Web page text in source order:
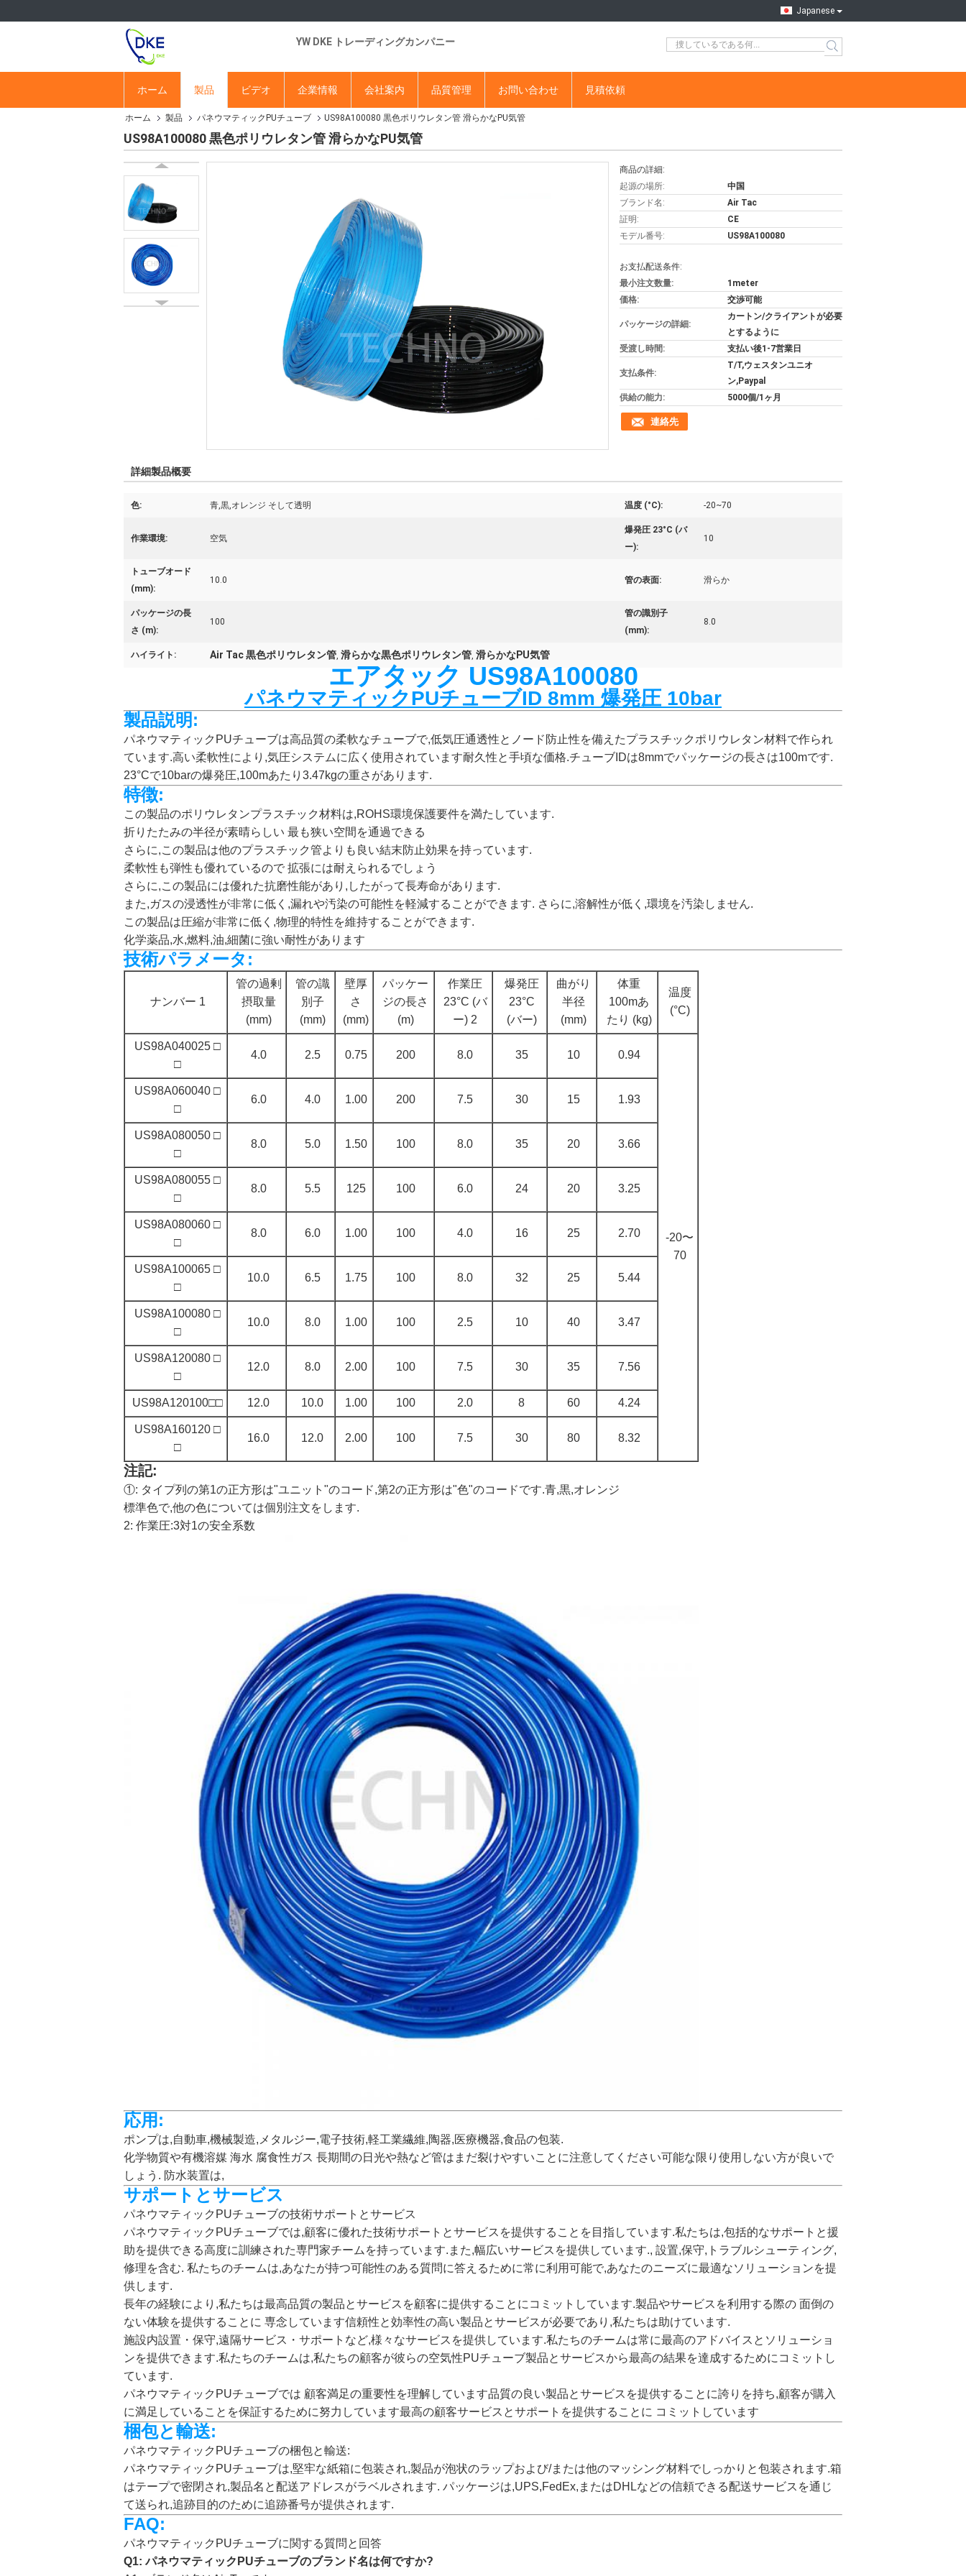
Japanese
YW DKE トレーディングカンパニー
ホーム 製品 ビデオ 企業情報 会社案内 品質管理 お問い合わせ 見積依頼
ホーム 製品 パネウマティックPUチューブ US98A100080 黒色ポリウレタン管 滑らかなPU気管
US98A100080 黒色ポリウレタン管 滑らかなPU気管
商品の詳細:
起源の場所:
中国
ブランド名:
Air Tac
証明:
CE
モデル番号:
US98A100080
お支払配送条件:
最小注文数量:
1meter
価格:
交渉可能
パッケージの詳細:
カートン/クライアントが必要
とするように
受渡し時間:
支払い後1-7営業日
支払条件:
T/T,ウェスタンユニオ
ン,Paypal
供給の能力:
5000個/1ヶ月
連絡先
詳細製品概要
色: 青,黒,オレンジ そして透明 温度 (°C): -20~70
作業環境: 空気
爆発圧 23°C (バ
ー):
10
トューブオード
(mm):
10.0 管の表面: 滑らか
パッケージの長
さ (m):
100
管の識別子
(mm):
8.0
ハイライト: Air Tac 黒色ポリウレタン管, 滑らかな黒色ポリウレタン管, 滑らかなPU気管
エアタック US98A100080
パネウマティックPUチューブID 8mm 爆発圧 10bar
製品説明:
パネウマティックPUチューブは高品質の柔軟なチューブで,低気圧通透性とノード防止性を備えたプラスチックポリウレタン材料で作られ
ています.高い柔軟性により,気圧システムに広く使用されています耐久性と手頃な価格.チューブIDは8mmでパッケージの長さは100mです.
23°Cで10barの爆発圧,100mあたり3.47kgの重さがあります.
特徴:
この製品のポリウレタンプラスチック材料は,ROHS環境保護要件を満たしています.
折りたたみの半径が素晴らしい 最も狭い空間を通過できる
さらに,この製品は他のプラスチック管よりも良い結末防止効果を持っています.
柔軟性も弾性も優れているので 拡張には耐えられるでしょう
さらに,この製品には優れた抗磨性能があり,したがって長寿命があります.
また,ガスの浸透性が非常に低く,漏れや汚染の可能性を軽減することができます. さらに,溶解性が低く,環境を汚染しません.
この製品は圧縮が非常に低く,物理的特性を維持することができます.
化学薬品,水,燃料,油,細菌に強い耐性があります
技術パラメータ:
ナンバー 1
管の過剰
摂取量
(mm)
管の識
別子
(mm)
壁厚
さ
(mm)
パッケー
ジの長さ
(m)
作業圧
23°C (バ
ー) 2
爆発圧
23°C
(バー)
曲がり
半径
(mm)
体重
100mあ
たり (kg)
温度
(°C)
US98A040025 □
□
4.0 2.5 0.75 200 8.0 35 10 0.94
-20〜
70
US98A060040 □
□
6.0 4.0 1.00 200 7.5 30 15 1.93
US98A080050 □
□
8.0 5.0 1.50 100 8.0 35 20 3.66
US98A080055 □
□
8.0 5.5 125 100 6.0 24 20 3.25
US98A080060 □
□
8.0 6.0 1.00 100 4.0 16 25 2.70
US98A100065 □
□
10.0 6.5 1.75 100 8.0 32 25 5.44
US98A100080 □
□
10.0 8.0 1.00 100 2.5 10 40 3.47
US98A120080 □
□
12.0 8.0 2.00 100 7.5 30 35 7.56
US98A120100□□ 12.0 10.0 1.00 100 2.0 8 60 4.24
US98A160120 □
□
16.0 12.0 2.00 100 7.5 30 80 8.32
注記:
①: タイプ列の第1の正方形は"ユニット"のコード,第2の正方形は"色"のコードです.青,黒,オレンジ
標準色で,他の色については個別注文をします.
2: 作業圧:3対1の安全系数
応用:
ポンプは,自動車,機械製造,メタルジー,電子技術,軽工業繊維,陶器,医療機器,食品の包装.
化学物質や有機溶媒 海水 腐食性ガス 長期間の日光や熱など管はまだ裂けやすいことに注意してください可能な限り使用しない方が良いで
しょう. 防水装置は,
サポートとサービス
パネウマティックPUチューブの技術サポートとサービス
パネウマティックPUチューブでは,顧客に優れた技術サポートとサービスを提供することを目指しています.私たちは,包括的なサポートと援
助を提供できる高度に訓練された専門家チームを持っています.また,幅広いサービスを提供しています., 設置,保守,トラブルシューティング,
修理を含む. 私たちのチームは,あなたが持つ可能性のある質問に答えるために常に利用可能で,あなたのニーズに最適なソリューションを提
供します.
長年の経験により,私たちは最高品質の製品とサービスを顧客に提供することにコミットしています.製品やサービスを利用する際の 面倒の
ない体験を提供することに 専念しています信頼性と効率性の高い製品とサービスが必要であり,私たちは助けています.
施設内設置・保守,遠隔サービス・サポートなど,様々なサービスを提供しています.私たちのチームは常に最高のアドバイスとソリューショ
ンを提供できます.私たちのチームは,私たちの顧客が彼らの空気性PUチューブ製品とサービスから最高の結果を達成するためにコミットし
ています.
パネウマティックPUチューブでは 顧客満足の重要性を理解しています品質の良い製品とサービスを提供することに誇りを持ち,顧客が購入
に満足していることを保証するために努力しています最高の顧客サービスとサポートを提供することに コミットしています
梱包と輸送:
パネウマティックPUチューブの梱包と輸送:
パネウマティックPUチューブは,堅牢な紙箱に包装され,製品が泡状のラップおよび/または他のマッシング材料でしっかりと包装されます.箱
はテープで密閉され,製品名と配送アドレスがラベルされます. パッケージは,UPS,FedEx,またはDHLなどの信頼できる配送サービスを通じ
て送られ,追跡目的のために追跡番号が提供されます.
FAQ:
パネウマティックPUチューブに関する質問と回答
Q1: パネウマティックPUチューブのブランド名は何ですか?